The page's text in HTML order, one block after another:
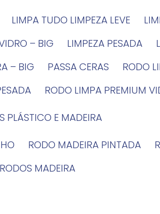
LIMPA TUDO LIMPEZA LEVE
– BIG LIMPEZA PESADA
– BIG PASSA CERAS
RODO
RODO LIMPA PREMIUM
PLÁSTICO E MADEIRA
RODO MADEIRA PINTADA
RODOS MADEIRA